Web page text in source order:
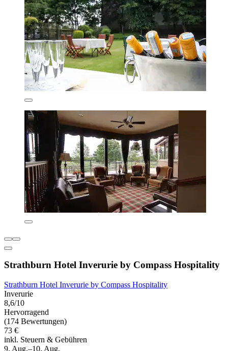
Strathburn Hotel Inverurie by Compass Hospitality
Strathburn Hotel Inverurie by Compass Hospitality
Inverurie
8,6/10
Hervorragend
(174 Bewertungen)
73 €
inkl. Steuern & Gebühren
9. Aug.–10. Aug.